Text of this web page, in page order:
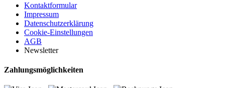
Kontaktformular
Impressum
Datenschutzerklärung
Cookie-Einstellungen
AGB
Newsletter
Zahlungsmöglichkeiten